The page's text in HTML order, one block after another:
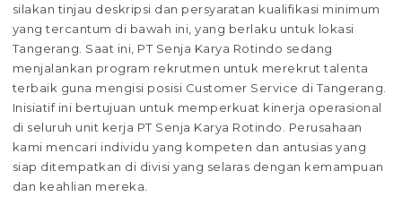
silakan tinjau deskripsi dan persyaratan kualifikasi minimum
yang tercantum di bawah ini, yang berlaku untuk lokasi
Tangerang. Saat ini, PT Senja Karya Rotindo sedang
menjalankan program rekrutmen untuk merekrut talenta
terbaik guna mengisi posisi Customer Service di Tangerang.
Inisiatif ini bertujuan untuk memperkuat kinerja operasional
di seluruh unit kerja PT Senja Karya Rotindo. Perusahaan
kami mencari individu yang kompeten dan antusias yang
siap ditempatkan di divisi yang selaras dengan kemampuan
dan keahlian mereka.